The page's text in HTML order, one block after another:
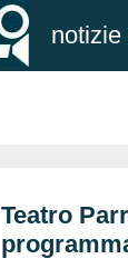
notizie
Teatro